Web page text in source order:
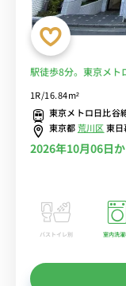
駅徒歩8分。東京メト
通。■選べるWi-Fi格
1R/16.84m²
東京メトロ日比
東京都荒川区東
2026年10月06日
バストイレ別 室内洗